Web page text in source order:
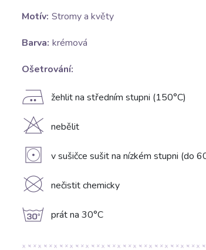
Motív: Stromy a květy
Barva: krémová
Ošetrování:
E žehlit na středním stupni (150°C)
H nebělit
V v sušičce sušit na nízkém stupni (do
K nečistit chemicky
g prát na 30°C